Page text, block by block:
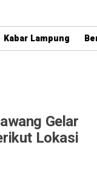
Kabar Lampung
Gelar
Lokasi